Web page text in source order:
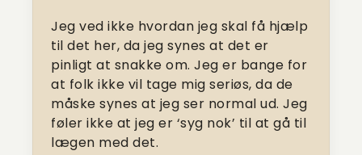
Jeg ved ikke hvordan jeg skal få hjælp
til det her, da jeg synes at det er
pinligt at snakke om. Jeg er bange for
at folk ikke vil tage mig seriøs, da de
måske synes at jeg ser normal ud. Jeg
føler ikke at jeg er ‘syg nok’ til at gå til
lægen med det.